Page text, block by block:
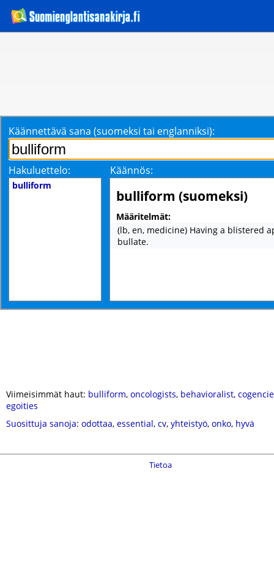
Käännettävä sana (suomeksi tai englanniksi):
Hakuluettelo: Käännös:
bulliform
bulliform (suomeksi)
Määritelmät:
(lb, en, medicine) Having a blistered
bullate.
Viimeisimmät haut: bulliform, oncologists, behavioralist,
egoities
Suosittuja sanoja: odottaa, essential, cv, yhteistyö, onko, hyvä
Tietoa